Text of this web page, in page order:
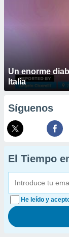
Un enorme
Italia
Síguenos
El Tiempo
He leído y